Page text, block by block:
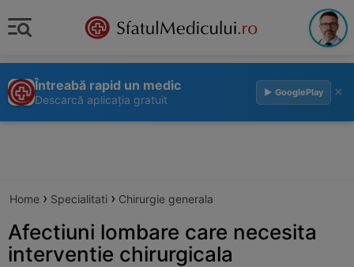
Întreabă rapid un medic
Descarcă aplicația gratuit
▶ GooglePlay ×
Home › Specialitati › Chirurgie generala
Afectiuni lombare care necesita
interventie chirurgicala